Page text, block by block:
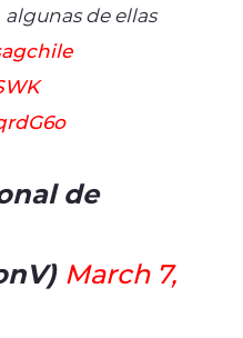
de ellas
de
March 7,